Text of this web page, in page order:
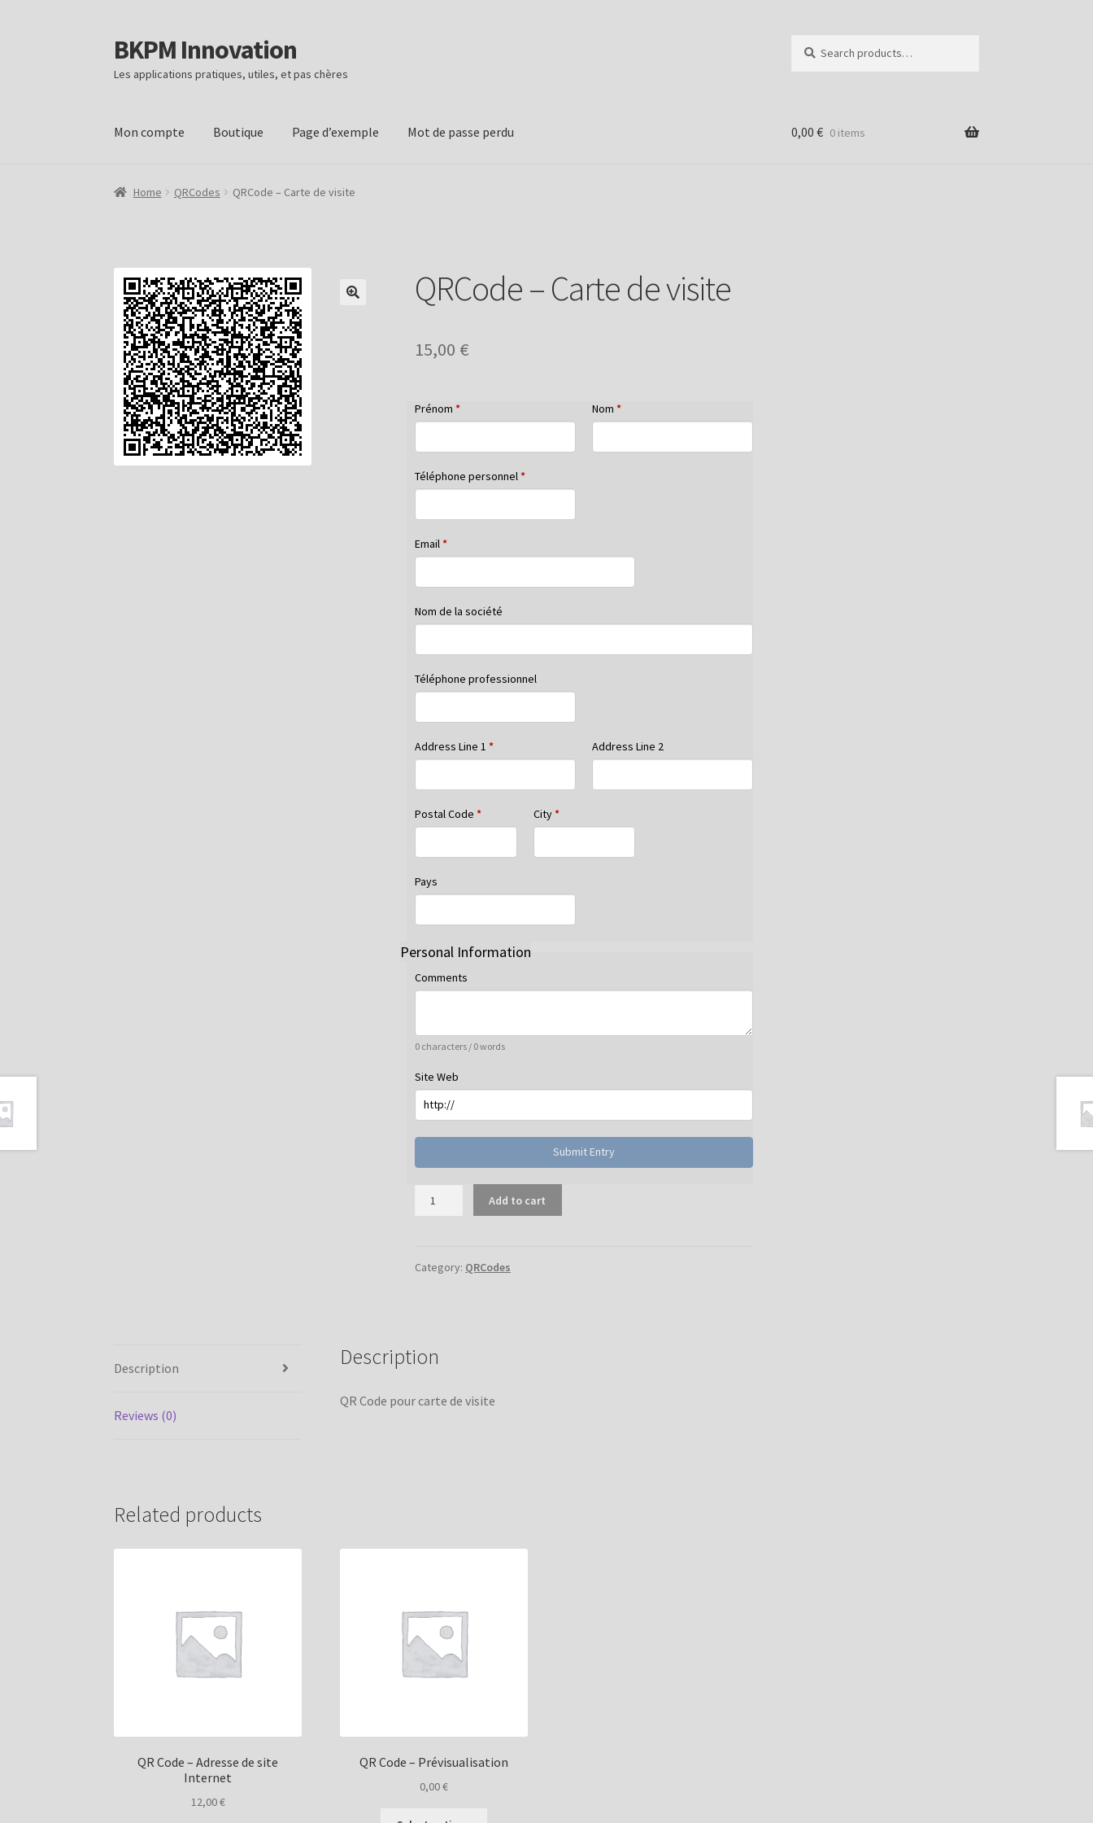
Skip
to
navigation
Skip
to
content
BKPM Innovation
Les applications pratiques, utiles, et pas chères
for:
Mon compte Boutique Page d’exemple Mot de passe perdu 0,00 € 0 items
Home QRCodes QRCode – Carte de visite
QRCode – Carte de visite
15,00 €
Prénom * Nom *
Téléphone personnel*
Email*
Nom de la société
Téléphone professionnel
Address Line 1 * Address Line 2
Postal Code * City*
Pays
Personal Information
Comments
0 characters / 0 words
Site Web
Submit Entry
quantity
Add to cart
Category: QRCodes
Description
Reviews (0)
Description
QR Code pour carte de visite
Related products
QR Code – Adresse de site
Internet
12,00€
QR Code – Prévisualisation
0,00€